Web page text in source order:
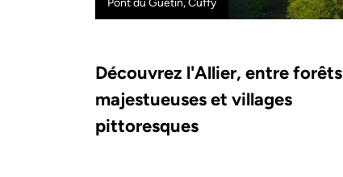
Pont du Guetin, Cuffy
Découvrez l'Allier, entre forêts
majestueuses et villages
pittoresques